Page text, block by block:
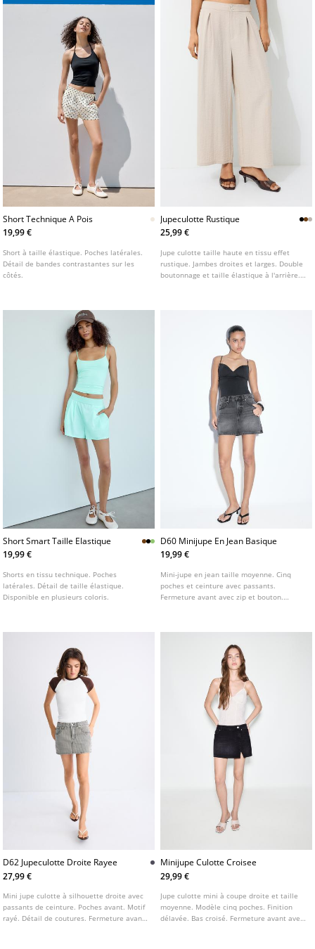
Short Technique A Pois
19,99 €
Short à taille élastique. Poches latérales.
Détail de bandes contrastantes sur les
côtés.
Jupeculotte Rustique
25,99 €
Jupe culotte taille haute en tissu effet
rustique. Jambes droites et larges. Double
boutonnage et taille élastique à l'arrière.
Short Smart Taille Elastique
19,99 €
Shorts en tissu technique. Poches
latérales. Détail de taille élastique.
Disponible en plusieurs coloris.
D60 Minijupe En Jean Basique
19,99 €
Mini-jupe en jean taille moyenne. Cinq
poches et ceinture avec passants.
Fermeture avant avec zip et bouton.
D62 Jupeculotte Droite Rayee
27,99 €
Mini jupe culotte à silhouette droite avec
passants de ceinture. Poches avant. Motif
rayé. Détail de coutures. Fermeture avant
Minijupe Culotte Croisee
29,99 €
Jupe culotte mini à coupe droite et taille
moyenne. Modèle cinq poches. Finition
délavée. Bas croisé. Fermeture avant avec